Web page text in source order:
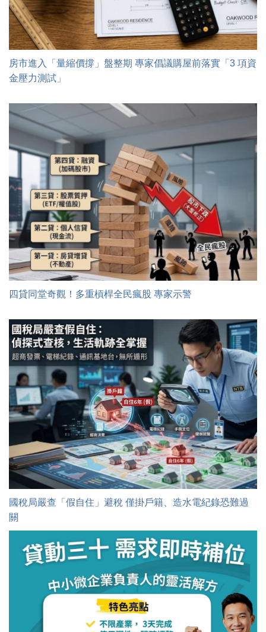
房市進入「量縮價撐」盤整期 專家倡議購屋前落實「3 項資
金壓力測試」
四貸同堂奇觀！多重槓桿全民瘋股 專家示警
國稅局嚴查「假自住」避稅 僅掛戶籍、造水電紀錄恐難過
關